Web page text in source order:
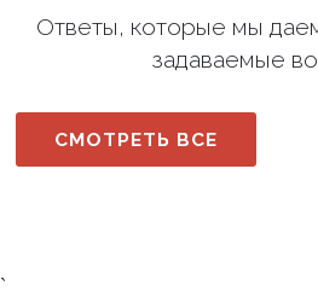
Ответы, которые мы
задаваемые
СМОТРЕТЬ ВСЕ
`